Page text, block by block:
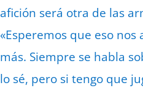
afición será otra de las
«Esperemos que eso
más. Siempre se habla
lo sé, pero si tengo que